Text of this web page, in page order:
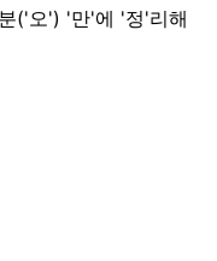
('오') '만'에 '정'리해